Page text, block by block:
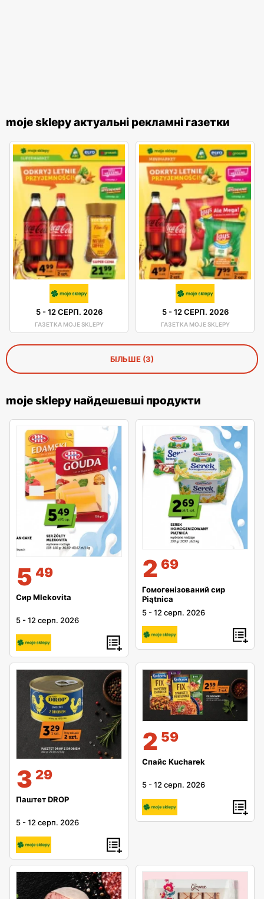
moje sklepy актуальні рекламні газетки
5-12 СЕРП. 2026
ГАЗЕТКА MOJE SKLEPY
5-12 СЕРП. 2026
ГАЗЕТКА MOJE SKLEPY
БІЛЬШЕ (3)
moje sklepy найдешевші продукти
5 49
Сир Mlekovita
5 -12 серп. 2026
2 69
Гомогенізований сир
Piątnica
5 -12 серп. 2026
3 29
Паштет DROP
5 -12 серп. 2026
2 59
Спайс Kucharek
5 -12 серп. 2026